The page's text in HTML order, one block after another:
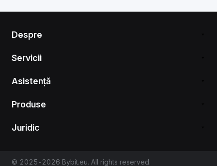
Despre
Servicii
Asistență
Produse
Juridic
© 2025-2026 Bybit.eu. All rights reserved.